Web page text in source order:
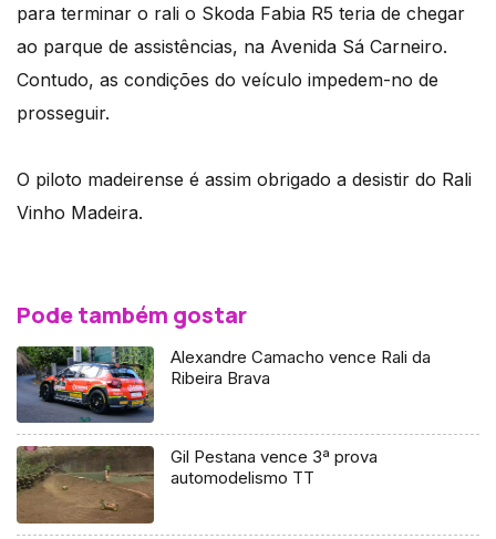
para terminar o rali o Skoda Fabia R5 teria de chegar
ao parque de assistências, na Avenida Sá Carneiro.
Contudo, as condições do veículo impedem-no de
prosseguir.
O piloto madeirense é assim obrigado a desistir do Rali
Vinho Madeira.
Pode também gostar
Alexandre Camacho vence Rali da
Ribeira Brava
Gil Pestana vence 3ª prova
automodelismo TT